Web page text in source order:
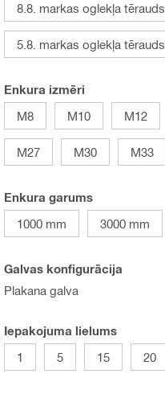
8.8. markas oglekļa tērauds
5.8. markas oglekļa tērauds
Enkura izmēri
M8
M10 M12
M27 M30 M33
Enkura garums
1000 mm
3000 mm
Galvas konfigurācija
Plakana galva
Iepakojuma lielums
1
5 15 20